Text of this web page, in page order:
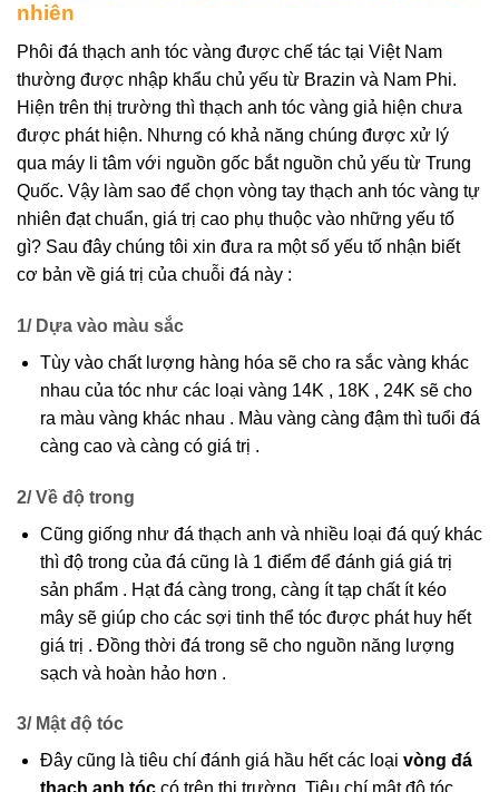
nhiên
Phôi đá thạch anh tóc vàng được chế tác tại Việt Nam
thường được nhập khẩu chủ yếu từ Brazin và Nam Phi.
Hiện trên thị trường thì thạch anh tóc vàng giả hiện chưa
được phát hiện. Nhưng có khả năng chúng được xử lý
qua máy li tâm với nguồn gốc bắt nguồn chủ yếu từ Trung
Quốc. Vậy làm sao để chọn vòng tay thạch anh tóc vàng tự
nhiên đạt chuẩn, giá trị cao phụ thuộc vào những yếu tố
gì? Sau đây chúng tôi xin đưa ra một số yếu tố nhận biết
cơ bản về giá trị của chuỗi đá này :
1/ Dựa vào màu sắc
Tùy vào chất lượng hàng hóa sẽ cho ra sắc vàng khác
nhau của tóc như các loại vàng 14K , 18K , 24K sẽ cho
ra màu vàng khác nhau . Màu vàng càng đậm thì tuổi đá
càng cao và càng có giá trị .
2/ Về độ trong
Cũng giống như đá thạch anh và nhiều loại đá quý khác
thì độ trong của đá cũng là 1 điểm để đánh giá giá trị
sản phẩm . Hạt đá càng trong, càng ít tạp chất ít kéo
mây sẽ giúp cho các sợi tinh thể tóc được phát huy hết
giá trị . Đồng thời đá trong sẽ cho nguồn năng lượng
sạch và hoàn hảo hơn .
3/ Mật độ tóc
Đây cũng là tiêu chí đánh giá hầu hết các loại vòng đá